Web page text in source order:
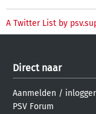
A Twitter List by
Direct naar
Aanmelden /
PSV Forum